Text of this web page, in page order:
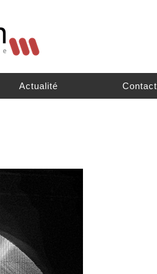
Actualité Contact